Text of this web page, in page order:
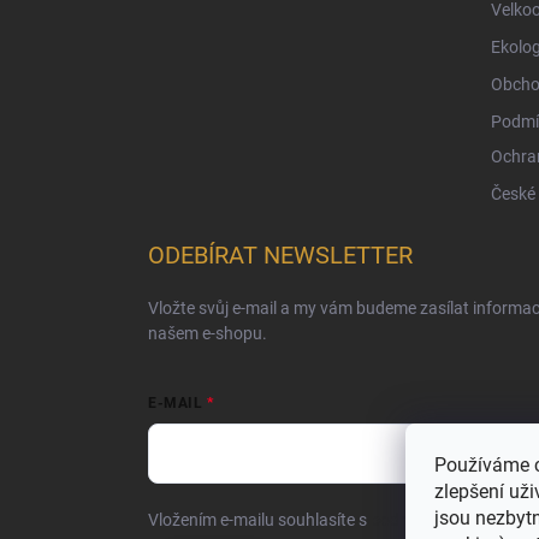
Používáme
zlepšení
jsou
ODEBÍRAT NEWSLETTER
Vložte svůj e-mail a my vám budeme zasílat
našem e-shopu.
E-MAIL
Vložením e-mailu souhlasíte s podmínkami ochrany